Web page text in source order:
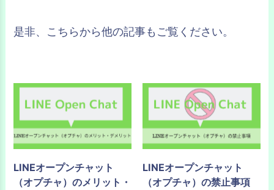
是非、こちらから他の記事もご覧ください。
LINEオープンチャット
（オプチャ）のメリット・
LINEオープンチャット
（オプチャ）の禁止事項